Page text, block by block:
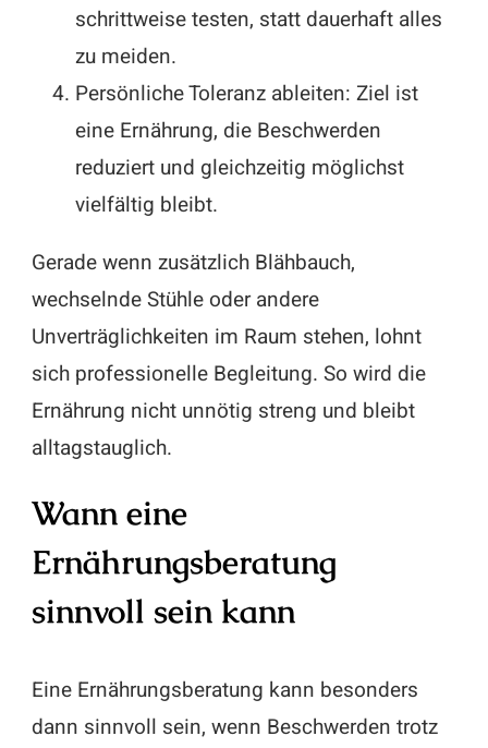
schrittweise testen, statt dauerhaft alles
zu meiden.
Persönliche Toleranz ableiten: Ziel ist
eine Ernährung, die Beschwerden
reduziert und gleichzeitig möglichst
vielfältig bleibt.
Gerade wenn zusätzlich Blähbauch,
wechselnde Stühle oder andere
Unverträglichkeiten im Raum stehen, lohnt
sich professionelle Begleitung. So wird die
Ernährung nicht unnötig streng und bleibt
alltagstauglich.
Wann eine
Ernährungsberatung
sinnvoll sein kann
Eine Ernährungsberatung kann besonders
dann sinnvoll sein, wenn Beschwerden trotz